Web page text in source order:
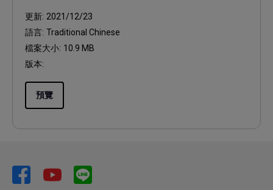
更新: 2021/12/23
語言: Traditional Chinese
檔案大小: 10.9 MB
版本:
預覽